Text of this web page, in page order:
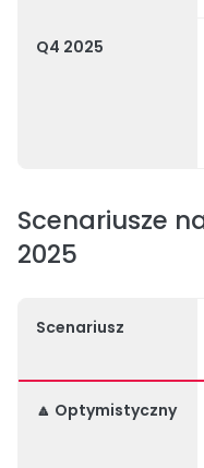
Q4 2025
Scenariusze
2025
Scenariusz
🔼 Optymistyczny